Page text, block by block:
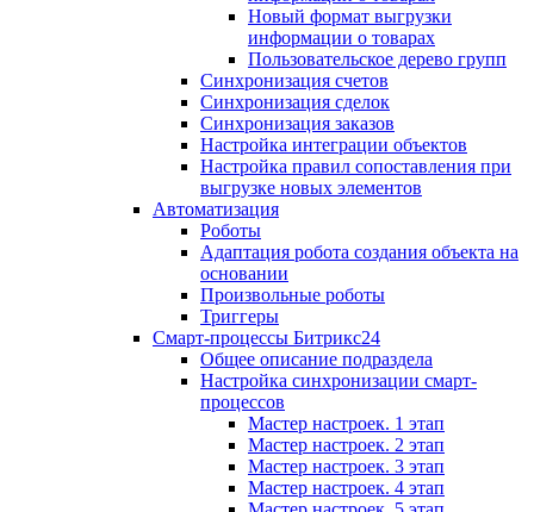
Новый формат выгрузки
информации о товарах
Пользовательское дерево групп
Синхронизация счетов
Синхронизация сделок
Синхронизация заказов
Настройка интеграции объектов
Настройка правил сопоставления при
выгрузке новых элементов
Автоматизация
Роботы
Адаптация робота создания объекта на
основании
Произвольные роботы
Триггеры
Смарт-процессы Битрикс24
Общее описание подраздела
Настройка синхронизации смарт-
процессов
Мастер настроек. 1 этап
Мастер настроек. 2 этап
Мастер настроек. 3 этап
Мастер настроек. 4 этап